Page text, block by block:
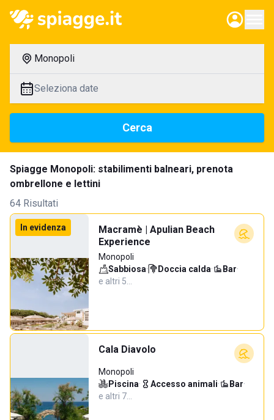
Monopoli
Seleziona date
Cerca
Spiagge Monopoli: stabilimenti balneari, prenota
ombrellone e lettini
64 Risultati
In evidenza
Macramè | Apulian Beach
Experience
Monopoli
Sabbiosa· Doccia calda· Bar·
e altri 5…
Cala Diavolo
Monopoli
Piscina· Accesso animali· Bar·
e altri 7…